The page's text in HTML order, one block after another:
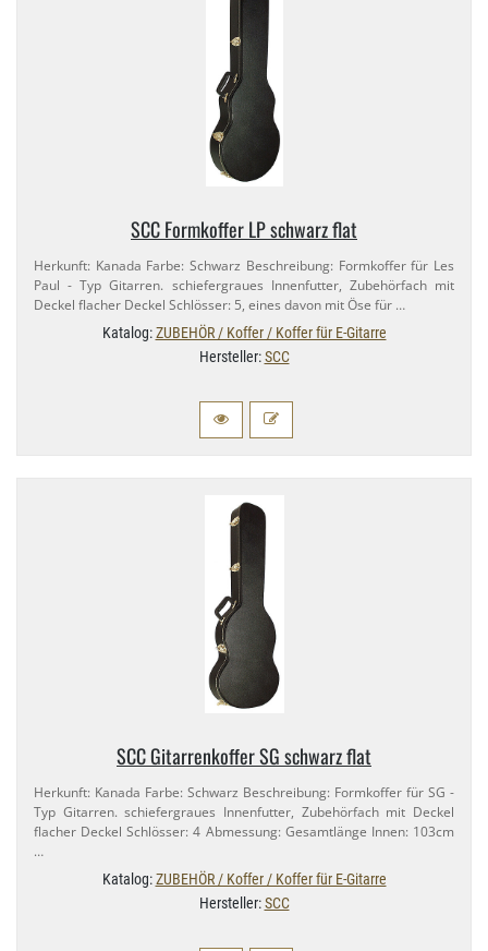
SCC Formkoffer LP schwarz flat
Herkunft: Kanada Farbe: Schwarz Beschreibung: Formkoffer für Les
Paul - Typ Gitarren. schiefergraues Innenfutter, Zubehörfach mit
Deckel flacher Deckel Schlösser: 5, eines davon mit Öse für …
Katalog:ZUBEHÖR / Koffer / Koffer für E-Gitarre
Hersteller:SCC
SCC Gitarrenkoffer SG schwarz flat
Herkunft: Kanada Farbe: Schwarz Beschreibung: Formkoffer für SG -
Typ Gitarren. schiefergraues Innenfutter, Zubehörfach mit Deckel
flacher Deckel Schlösser: 4 Abmessung: Gesamtlänge Innen: 103cm
…
Katalog:ZUBEHÖR / Koffer / Koffer für E-Gitarre
Hersteller:SCC